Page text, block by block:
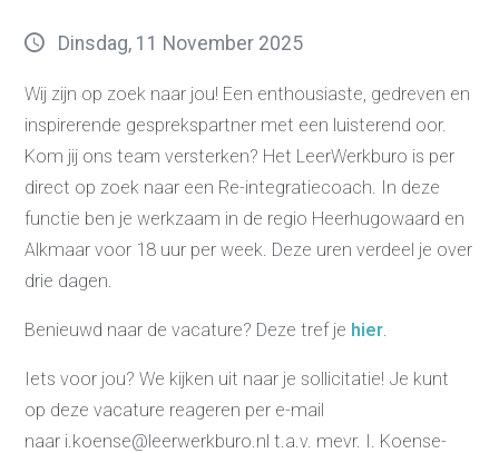
Re-integratie
WerkFit in combinatie met
NaarWerk re-integratie
WerkBehoud
Starten als zelfstandige
Budgetcoaching
Jobcenter & jobhunting
Dinsdag, 11 November 2025
Wij zijn op zoek naar jou! Een enthousiaste, gedreven en
inspirerende gesprekspartner met een luisterend oor.
Kom jij ons team versterken? Het LeerWerkburo is per
direct op zoek naar een Re-integratiecoach. In deze
functie ben je werkzaam in de regio Heerhugowaard en
Alkmaar voor 18 uur per week. Deze uren verdeel je over
drie dagen.
Benieuwd naar de vacature? Deze tref je hier
Iets voor jou? We kijken uit naar je sollicitatie! Je kunt
op deze vacature reageren per e-mail
naar i.koense@leerwerkburo.nl t.a.v. mevr. I. Koense-